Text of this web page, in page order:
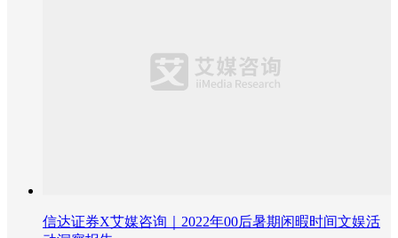
信达证券X艾媒咨询｜2022年00后暑期闲暇时间文娱活